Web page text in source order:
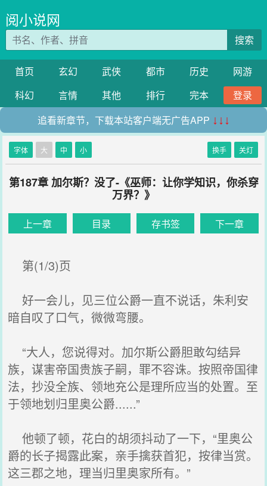
阅小说网
搜索
首页 玄幻 武侠 都市 历史
网游
科幻
言情 其他 排行 完本
登录
追看新章节，下载本站客户端无广告APP ↓↓↓
字体 大 中 小 换手 关灯
第187章 加尔斯？没了-《巫师：让你学知识，你杀穿
万界？》
上一章 目录 存书签 下一章
第(1/3)页
好一会儿，见三位公爵一直不说话，朱利安
暗自叹了口气，微微弯腰。
“大人，您说得对。加尔斯公爵胆敢勾结异
族，谋害帝国贵族子嗣，罪不容诛。按照帝国律
法，抄没全族、领地充公是理所应当的处置。至
于领地划归里奥公爵......”
他顿了顿，花白的胡须抖动了一下，“里奥公
爵的长子揭露此案，亲手擒获首犯，按律当赏。
这三郡之地，理当归里奥家所有。”